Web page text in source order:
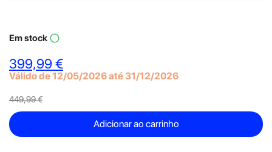
Em stock panorama_fish_eye
399,99 €
Válido de 12/05/2026 até 31/12/2026
449,99 €
Adicionar ao carrinho